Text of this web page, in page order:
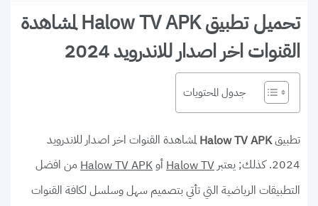
تحميل تطبيق Halow TV APK لمشاهدة
القنوات اخر اصدار للاندرويد 2024
جدول المحتويات
تطبيقHalow TV APKلمشاهدة القنوات اخر اصدار للاندرويد
2024. كذلك;
يعتبر Halow TVأوHalow TV APK من افضل
التطبيقات الرياضية التي تأتي بتصميم سهل وسلسل لكافة القنوات